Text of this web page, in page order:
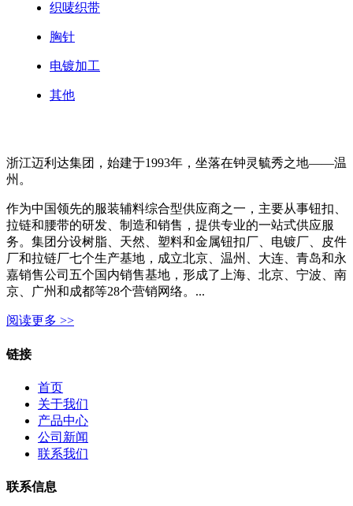
织唛织带
胸针
电镀加工
其他
浙江迈利达集团，始建于1993年，坐落在钟灵毓秀之地——温
州。
作为中国领先的服装辅料综合型供应商之一，主要从事钮扣、
拉链和腰带的研发、制造和销售，提供专业的一站式供应服
务。集团分设树脂、天然、塑料和金属钮扣厂、电镀厂、皮件
厂和拉链厂七个生产基地，成立北京、温州、大连、青岛和永
嘉销售公司五个国内销售基地，形成了上海、北京、宁波、南
京、广州和成都等28个营销网络。...
阅读更多 >>
链接
首页
关于我们
产品中心
公司新闻
联系我们
联系信息